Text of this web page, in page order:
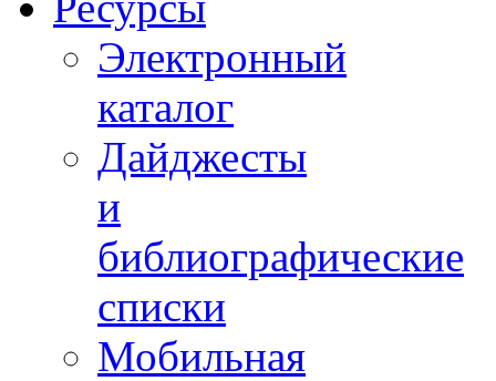
Электронный
каталог
Дайджесты
и
библиографические
списки
Мобильная